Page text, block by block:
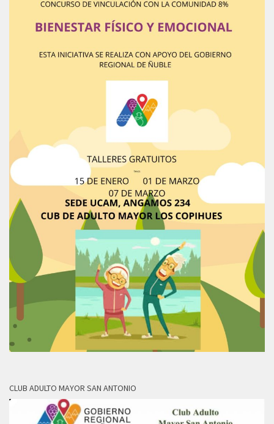
CLUB ADULTO MAYOR SAN ANTONIO